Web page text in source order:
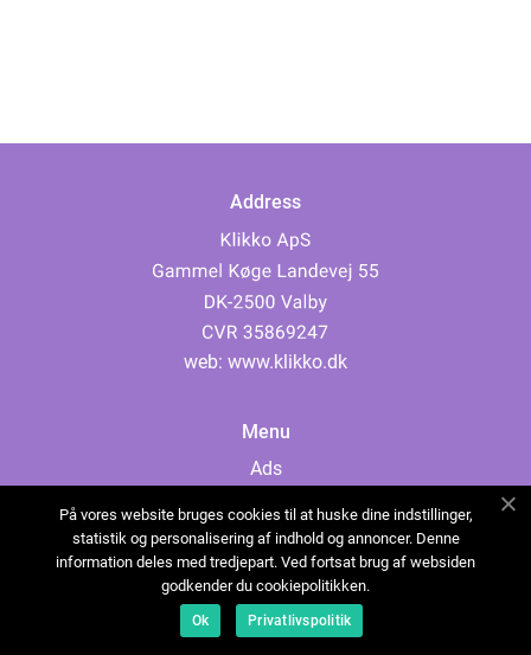
Address
web: www.klikko.dk
Menu
Ads
Cookies
Contact
Sitemap
På vores website bruges cookies til at huske dine indstillinger,
statistik og personalisering af indhold og annoncer. Denne
information deles med tredjepart. Ved fortsat brug af websiden
godkender du cookiepolitikken.
Ok Privatlivspolitik